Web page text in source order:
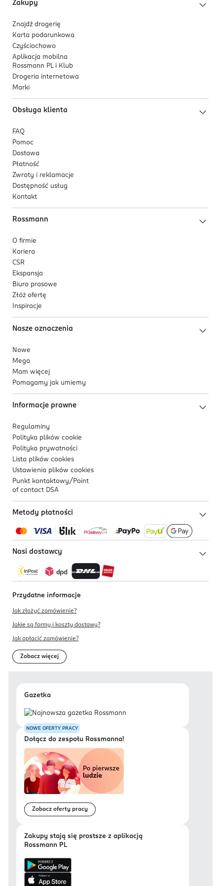
* Test samooceny w grupie 30 kobiet (100% alergicy)
Zakupy
Znajdź drogerię
Karta podarunkowa
Czyściochowo
Aplikacja mobilna
Rossmann PL i Klub
Drogeria internetowa
Marki
Obsługa klienta
FAQ
Pomoc
Dostawa
Płatność
Zwroty i reklamacje
Dostępność usług
Kontakt
Rossmann
O firmie
Kariera
CSR
Ekspansja
Biuro prasowe
Złóż ofertę
Inspiracje
Nasze oznaczenia
Nowe
Mega
Mam więcej
Pomagamy jak umiemy
Informacje prawne
Regulaminy
Polityka plików cookie
Polityka prywatności
Lista plików cookies
Ustawienia plików cookies
Punkt kontaktowy/ Point
of contact DSA
Metody płatności
Nasi dostawcy
Przydatne informacje
Jak złożyć zamówienie?
Jakie są formy i koszty dostawy?
Jak opłacić zamówienie?
Zobacz więcej
Gazetka
NOWE OFERTY PRACY
Dołącz do zespołu Rossmanna!
Zobacz oferty pracy
Zakupy stają się prostsze z aplikacją
Rossmann PL